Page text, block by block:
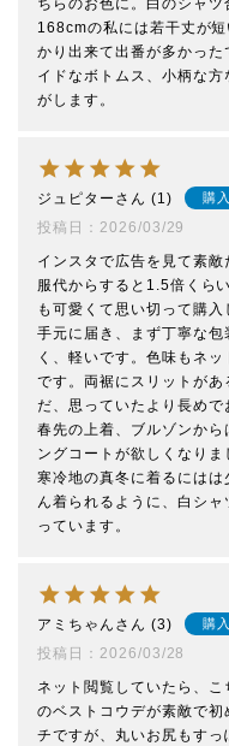
ちらのお色に。白のシャツ
168cmの私には若干丈が
かり出来て出番が多かっ
イドなボトムス、小柄な
がします。
ジュピター 1 購
投稿日
2026/03/29
インスタで広告を見て素
服代からすると1.5倍くら
も可愛くて思い切って購入
手元に届き、まず丁寧な
く、軽いです。色味もネ
です。両裾にスリットが
だ、思っていたより長め
春先の上着、ブルゾンから
ングコートが欲しくなりま
寒冷地の真冬に着るには
ん着られるように、白シ
っています。
アミちゃん 3 購
投稿日
2026/03/28
ネット閲覧していたら、
のベストコウデが素敵で
チですが、丸いお尻もす